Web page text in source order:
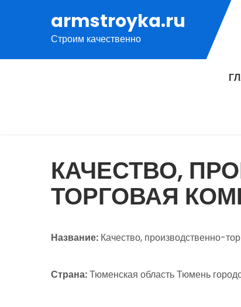
содержимому
armstroyka.ru
Строим качественно
КАЧЕСТВО,
ТОРГОВАЯ
Название: Качество, производственно-
Страна:Тюменская область Тюмень